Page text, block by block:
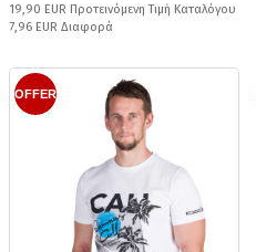
19,90 EUR Προτεινόμενη Τιμή Καταλόγου
7,96 EUR Διαφορά
OFFER